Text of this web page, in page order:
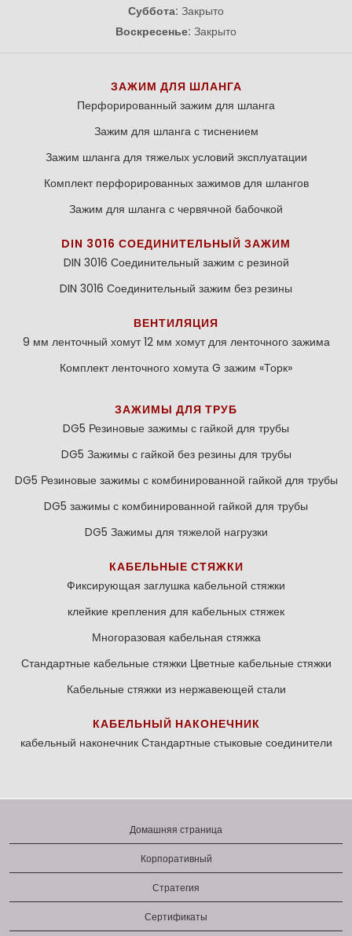
Суббота: Закрыто
Воскресенье: Закрыто
ЗАЖИМ ДЛЯ ШЛАНГА
Перфорированный зажим для шланга
Зажим для шланга с тиснением
Зажим шланга для тяжелых условий эксплуатации
Комплект перфорированных зажимов для шлангов
Зажим для шланга с червячной бабочкой
DIN 3016 СОЕДИНИТЕЛЬНЫЙ ЗАЖИМ
DIN 3016 Соединительный зажим с резиной
DIN 3016 Соединительный зажим без резины
ВЕНТИЛЯЦИЯ
9 мм ленточный хомут 12 мм хомут для ленточного зажима
Комплект ленточного хомута G зажим «Торк»
ЗАЖИМЫ ДЛЯ ТРУБ
DG5 Резиновые зажимы с гайкой для трубы
DG5 Зажимы с гайкой без резины для трубы
DG5 Резиновые зажимы с комбинированной гайкой для трубы
DG5 зажимы с комбинированной гайкой для трубы
DG5 Зажимы для тяжелой нагрузки
КАБЕЛЬНЫЕ СТЯЖКИ
Фиксирующая заглушка кабельной стяжки
клейкие крепления для кабельных стяжек
Многоразовая кабельная стяжка
Стандартные кабельные стяжки Цветные кабельные стяжки
Кабельные стяжки из нержавеющей стали
КАБЕЛЬНЫЙ НАКОНЕЧНИК
кабельный наконечник Стандартные стыковые соединители
Домашняя страница
Корпоративный
Стратегия
Сертификаты